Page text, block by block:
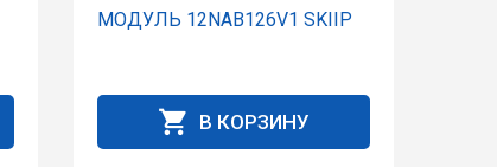
МОДУЛЬ 12NAB126V1 SKIIP
В КОРЗИНУ